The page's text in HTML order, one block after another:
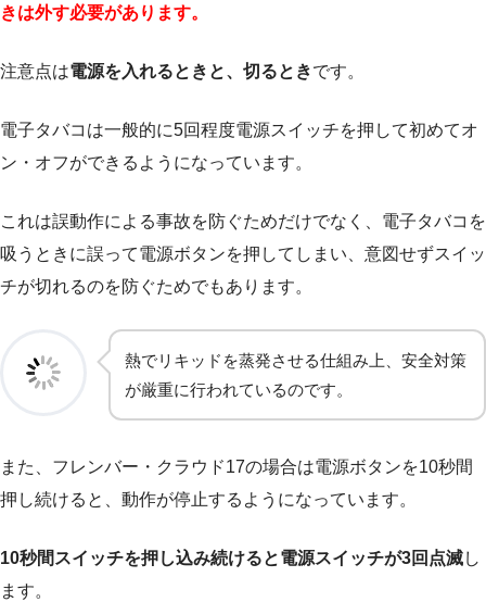
きは外す必要があります。
注意点は電源を入れるときと、切るときです。
電子タバコは一般的に5回程度電源スイッチを押して初めてオ
ン・オフができるようになっています。
これは誤動作による事故を防ぐためだけでなく、電子タバコを
吸うときに誤って電源ボタンを押してしまい、意図せずスイッ
チが切れるのを防ぐためでもあります。
熱でリキッドを蒸発させる仕組み上、安全対策
が厳重に行われているのです。
また、フレンバー・クラウド17の場合は電源ボタンを10秒間
押し続けると、動作が停止するようになっています。
10秒間スイッチを押し込み続けると電源スイッチが3回点滅し
ます。